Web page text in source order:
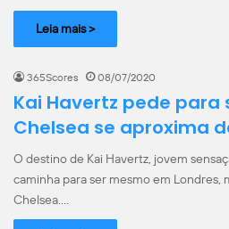
Leia mais >
365Scores 08/07/2020
Kai Havertz pede para
Chelsea se aproxima
O destino de Kai Havertz, jovem
caminha para ser mesmo em Londres,
Chelsea.…